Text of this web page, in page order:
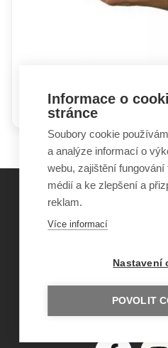
dřeně
©Obecně prospěšná
ISSN
Odběr
Informace o
stránce
Soubory cookie
a analýze informací o
webu, zajištění
médií a ke zlepšení a
reklam.
Více informací
Nastavení
POVOLIT